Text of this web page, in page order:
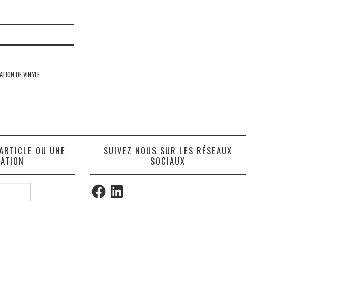
DE VINYLE
OU UNE
SUIVEZ NOUS SUR LES RÉSEAUX
SOCIAUX
FacebookLinkedIn